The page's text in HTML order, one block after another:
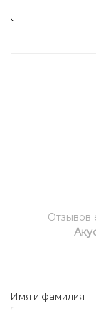
Отзывов
Имя и фамилия